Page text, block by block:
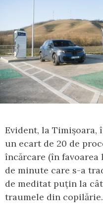
Evident, la Timișoara,
un ecart de 20 de
încărcare (în favoarea
de minute care s-a
de meditat puțin la
traumele din copilărie.